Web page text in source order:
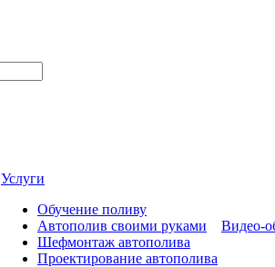
Услуги
Обучение поливу
Автополив своими руками
Шефмонтаж автополива
Проектирование автополива
Видео-